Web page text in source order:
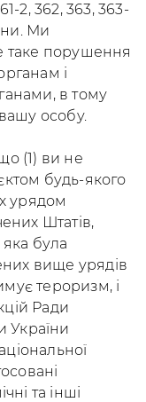
2, 362, 363, 363-
Ми
таке порушення
і
в тому
особу.
(1) ви не
будь-якого
урядом
Штатів,
була
вище урядів
тероризм, і
Ради
України
та інші